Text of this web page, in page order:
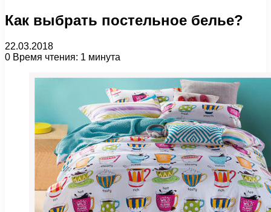
Как выбрать постельное белье?
22.03.2018
0 Время чтения: 1 минута